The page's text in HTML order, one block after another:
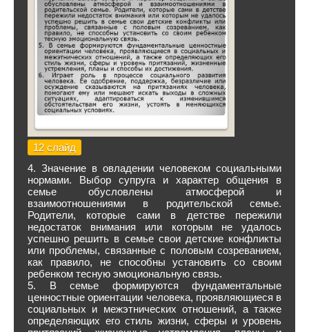
12 слайд
4. Значение в овладении человеком социальными
нормами. Выбор супруга и характер общения в
семье обусловлены атмосферой и
взаимоотношениями в родительской семье.
Родители, которые сами в детстве пережили
недостаток внимания или которым не удалось
успешно решить в семье свои детские конфликты
или проблемы, связанные с половым созреванием,
как правило, не способны установить со своим
ребенком тесную эмоциональную связь.
5. В семье формируются фундаментальные
ценностные ориентации человека, проявляющиеся в
социальных и межэтнических отношений, а также
определяющих его стиль жизни, сферы и уровень